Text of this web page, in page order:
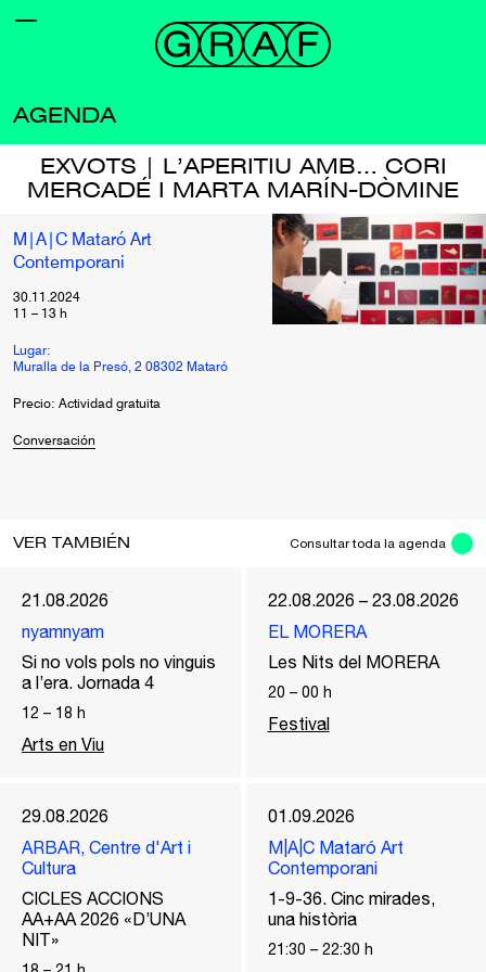
AGENDA
EXVOTS | L’APERITIU AMB… CORI
MERCADÉ I MARTA MARÍN-DÒMINE
M|A|C Mataró Art
Contemporani
30.11.2024
11 – 13 h
Lugar:
Muralla de la Presó, 2 08302 Mataró
Precio: Actividad gratuita
Conversación
VER TAMBIÉN Consultar toda la agenda
21.08.2026
nyamnyam
Si no vols pols no vinguis
a l’era. Jornada 4
12 – 18 h
Arts en Viu
22.08.2026 – 23.08.2026
EL MORERA
Les Nits del MORERA
20 – 00 h
Festival
29.08.2026
ARBAR, Centre d'Art i
Cultura
CICLES ACCIONS
AA+AA 2026 «D’UNA
NIT»
01.09.2026
M|A|C Mataró Art
Contemporani
1-9-36. Cinc mirades,
una història
21:30 – 22:30 h